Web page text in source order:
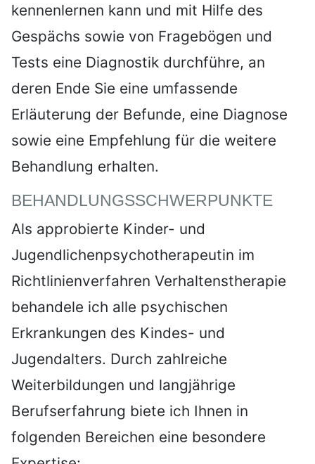
kennenlernen kann und mit Hilfe des
Gespächs sowie von Fragebögen und
Tests eine Diagnostik durchführe, an
deren Ende Sie eine umfassende
Erläuterung der Befunde, eine Diagnose
sowie eine Empfehlung für die weitere
Behandlung erhalten.
BEHANDLUNGSSCHWERPUNKTE
Als approbierte Kinder- und
Jugendlichenpsychotherapeutin im
Richtlinienverfahren Verhaltenstherapie
behandele ich alle psychischen
Erkrankungen des Kindes- und
Jugendalters. Durch zahlreiche
Weiterbildungen und langjährige
Berufserfahrung biete ich Ihnen in
folgenden Bereichen eine besondere